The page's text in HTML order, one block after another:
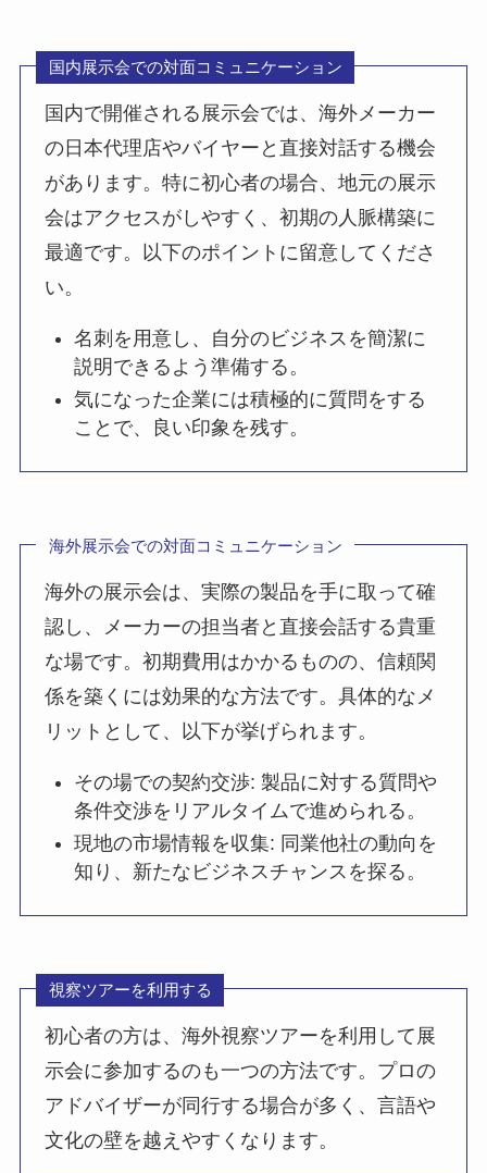
国内展示会での対面コミュニケーション
国内で開催される展示会では、海外メーカー
の日本代理店やバイヤーと直接対話する機会
があります。特に初心者の場合、地元の展示
会はアクセスがしやすく、初期の人脈構築に
最適です。以下のポイントに留意してくださ
い。
名刺を用意し、自分のビジネスを簡潔に
説明できるよう準備する。
気になった企業には積極的に質問をする
ことで、良い印象を残す。
海外展示会での対面コミュニケーション
海外の展示会は、実際の製品を手に取って確
認し、メーカーの担当者と直接会話する貴重
な場です。初期費用はかかるものの、信頼関
係を築くには効果的な方法です。具体的なメ
リットとして、以下が挙げられます。
その場での契約交渉: 製品に対する質問や
条件交渉をリアルタイムで進められる。
現地の市場情報を収集: 同業他社の動向を
知り、新たなビジネスチャンスを探る。
視察ツアーを利用する
初心者の方は、海外視察ツアーを利用して展
示会に参加するのも一つの方法です。プロの
アドバイザーが同行する場合が多く、言語や
文化の壁を越えやすくなります。